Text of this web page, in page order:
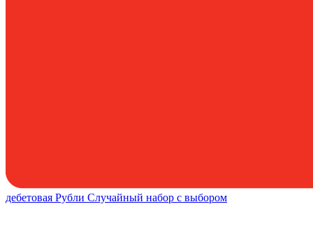
дебетовая Рубли Случайный набор с выбором